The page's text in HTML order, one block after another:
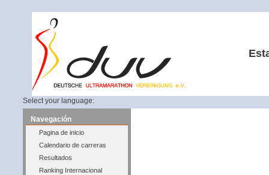
Select your language:
Navegación
Pagina de inicio
Calendario de carreras
Resultados
Ranking Internacional